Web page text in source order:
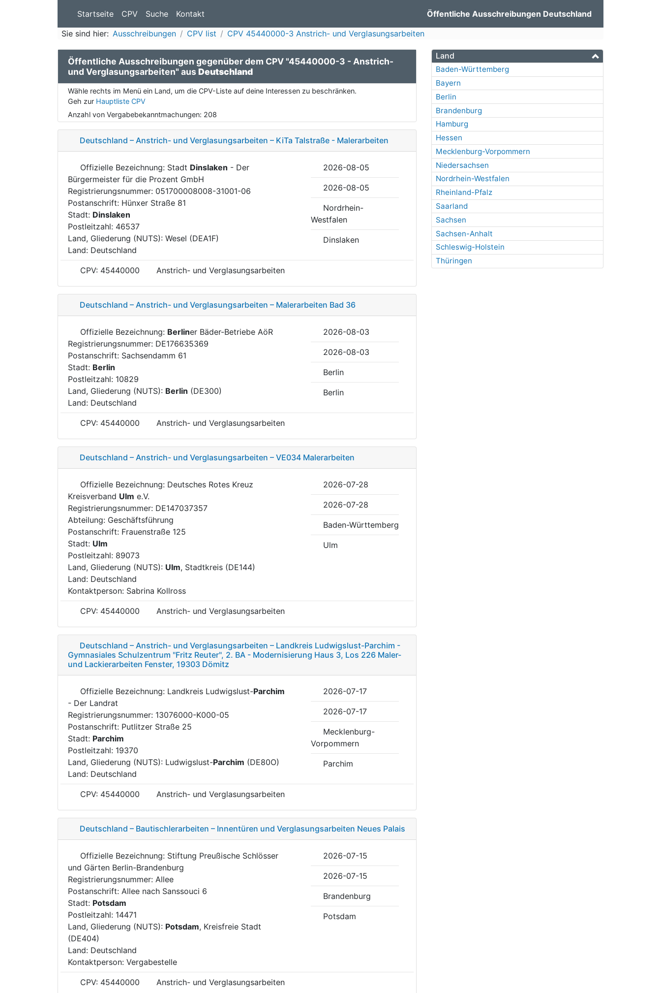
Startseite CPV Suche Kontakt Öffentliche Ausschreibungen Deutschland
Sie sind hier: Ausschreibungen CPV list CPV 45440000-3 Anstrich- und Verglasungsarbeiten
Land
Baden-Württemberg
Bayern
Berlin
Brandenburg
Hamburg
Hessen
Mecklenburg-Vorpommern
Niedersachsen
Nordrhein-Westfalen
Rheinland-Pfalz
Saarland
Sachsen
Sachsen-Anhalt
Schleswig-Holstein
Thüringen
Öffentliche Ausschreibungen gegenüber dem CPV "45440000-3 - Anstrich-
und Verglasungsarbeiten" ausDeutschland
Wähle rechts im Menü ein Land, um die CPV-Liste auf deine Interessen zu beschränken.
Geh zur Hauptliste CPV
Anzahl von Vergabebekanntmachungen: 208
Deutschland – Anstrich- und Verglasungsarbeiten – KiTa Talstraße - Malerarbeiten
Offizielle Bezeichnung: Stadt Dinslaken - Der
Bürgermeister für die Prozent GmbH
Registrierungsnummer: 051700008008-31001-06
Postanschrift: Hünxer Straße 81
Stadt: Dinslaken
Postleitzahl: 46537
Land, Gliederung (NUTS): Wesel (DEA1F)
Land: Deutschland
2026-08-05
2026-08-05
Nordrhein-
Westfalen
Dinslaken
CPV: 45440000 Anstrich- und Verglasungsarbeiten
Deutschland – Anstrich- und Verglasungsarbeiten – Malerarbeiten Bad 36
Offizielle Bezeichnung: Berliner Bäder-Betriebe AöR
Registrierungsnummer: DE176635369
Postanschrift: Sachsendamm 61
Stadt: Berlin
Postleitzahl: 10829
Land, Gliederung (NUTS): Berlin (DE300)
Land: Deutschland
2026-08-03
2026-08-03
Berlin
Berlin
CPV: 45440000 Anstrich- und Verglasungsarbeiten
Deutschland – Anstrich- und Verglasungsarbeiten – VE034 Malerarbeiten
Offizielle Bezeichnung: Deutsches Rotes Kreuz
Kreisverband Ulm e.V.
Registrierungsnummer: DE147037357
Abteilung: Geschäftsführung
Postanschrift: Frauenstraße 125
Stadt: Ulm
Postleitzahl: 89073
Land, Gliederung (NUTS): Ulm, Stadtkreis (DE144)
Land: Deutschland
Kontaktperson: Sabrina Kollross
2026-07-28
2026-07-28
Baden-Württemberg
Ulm
CPV: 45440000 Anstrich- und Verglasungsarbeiten
Deutschland – Anstrich- und Verglasungsarbeiten – Landkreis Ludwigslust-Parchim -
Gymnasiales Schulzentrum "Fritz Reuter", 2. BA - Modernisierung Haus 3, Los 226 Maler-
und Lackierarbeiten Fenster, 19303 Dömitz
Offizielle Bezeichnung: Landkreis Ludwigslust-Parchim
- Der Landrat
Registrierungsnummer: 13076000-K000-05
Postanschrift: Putlitzer Straße 25
Stadt: Parchim
Postleitzahl: 19370
Land, Gliederung (NUTS): Ludwigslust-Parchim (DE80O)
Land: Deutschland
2026-07-17
2026-07-17
Mecklenburg-
Vorpommern
Parchim
CPV: 45440000 Anstrich- und Verglasungsarbeiten
Deutschland – Bautischlerarbeiten – Innentüren und Verglasungsarbeiten Neues Palais
Offizielle Bezeichnung: Stiftung Preußische Schlösser
und Gärten Berlin-Brandenburg
Registrierungsnummer: Allee
Postanschrift: Allee nach Sanssouci 6
Stadt: Potsdam
Postleitzahl: 14471
Land, Gliederung (NUTS): Potsdam, Kreisfreie Stadt
(DE404)
Land: Deutschland
Kontaktperson: Vergabestelle
2026-07-15
2026-07-15
Brandenburg
Potsdam
CPV: 45440000 Anstrich- und Verglasungsarbeiten